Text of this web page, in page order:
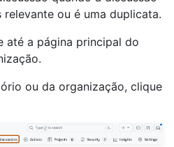
ou é uma duplicata.
até a página principal do
ou da organização, clique